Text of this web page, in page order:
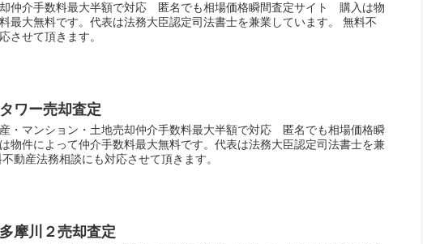
仲介手数料最大半額で対応 匿名でも相場価格瞬間査定サイト 購入は物
最大無料です。代表は法務大臣認定司法書士を兼業しています。 無料不
させて頂きます。
ワー売却査定
・マンション・土地売却仲介手数料最大半額で対応 匿名でも相場価格瞬
物件によって仲介手数料最大無料です。代表は法務大臣認定司法書士を兼
動産法務相談にも対応させて頂きます。
摩川２売却査定